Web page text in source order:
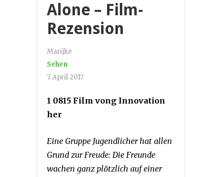
Alone – Film-
Rezension
Marijke
Sehen
7. April 2017
1 0815 Film vong Innovation
her
Eine Gruppe Jugendlicher hat allen
Grund zur Freude: Die Freunde
wachen ganz plötzlich auf einer